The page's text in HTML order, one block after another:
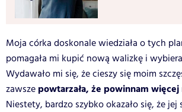
Moja córka doskonale wiedziała o tych
pomagała mi kupić nową walizkę i
Wydawało mi się, że cieszy się moim
zawsze powtarzała, że powinnam
Niestety, bardzo szybko okazało się, że jej